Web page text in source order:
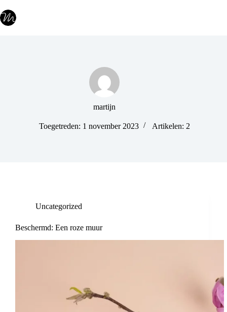
naar
de
martijn
Toegetreden: 1 november 2023 Artikelen: 2
Uncategorized
Beschermd: Een roze muur